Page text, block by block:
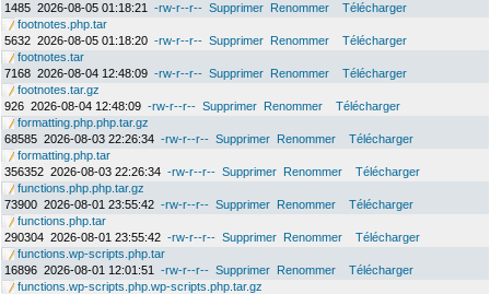
1485 2026-08-05 01:18:21 -rw-r--r-- Supprimer Renommer
Télécharger
footnotes.php.tar
5632 2026-08-05 01:18:20 -rw-r--r-- Supprimer Renommer
Télécharger
footnotes.tar
7168 2026-08-04 12:48:09 -rw-r--r-- Supprimer Renommer
Télécharger
footnotes.tar.gz
926 2026-08-04 12:48:09 -rw-r--r-- Supprimer Renommer
Télécharger
formatting.php.php.tar.gz
68585 2026-08-03 22:26:34 -rw-r--r-- Supprimer Renommer
Télécharger
formatting.php.tar
356352 2026-08-03 22:26:34 -rw-r--r-- Supprimer Renommer
Télécharger
functions.php.php.tar.gz
73900 2026-08-01 23:55:42 -rw-r--r-- Supprimer Renommer
Télécharger
functions.php.tar
290304 2026-08-01 23:55:42 -rw-r--r-- Supprimer Renommer
Télécharger
functions.wp-scripts.php.tar
16896 2026-08-01 12:01:51 -rw-r--r-- Supprimer Renommer
Télécharger
functions.wp-scripts.php.wp-scripts.php.tar.gz